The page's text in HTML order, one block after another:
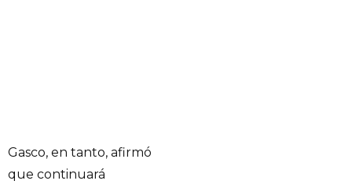
Gasco, en tanto, afirmó
que continuará